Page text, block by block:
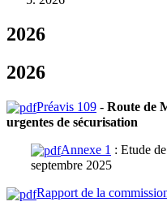
2026
2026
Préavis 109 - Route de
urgentes de sécurisation
Annexe 1 : Etude
septembre 2025
Rapport de la